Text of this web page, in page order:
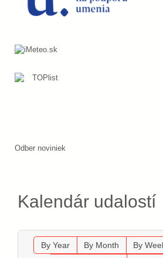
Odber noviniek
Kalendár udalostí
By Year By Month By